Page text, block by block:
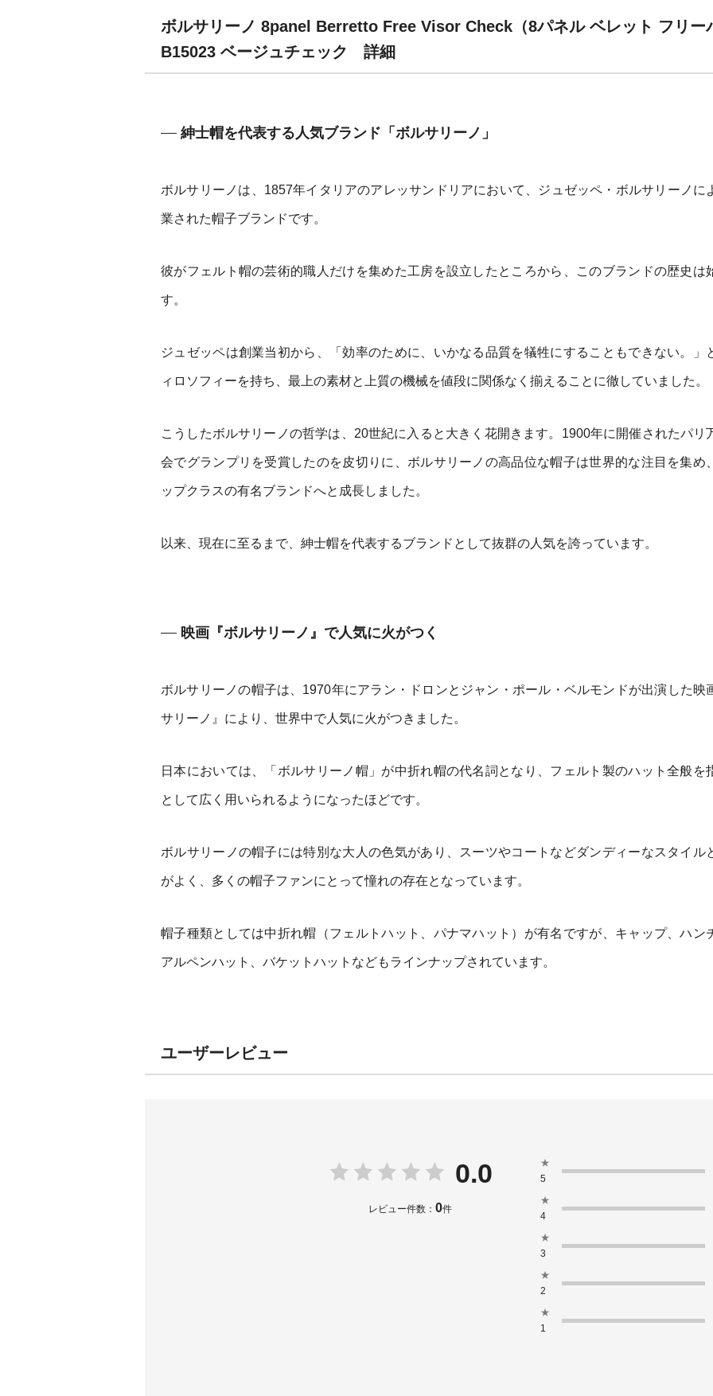
ボルサリーノ 8panel Berretto Free Visor Check（8パネル ベレット フリー
B15023 ベージュチェック 詳細
紳士帽を代表する人気ブランド「ボルサリーノ」
ボルサリーノは、1857年イタリアのアレッサンドリアにおいて、ジュゼッペ・ボルサリーノに
業された帽子ブランドです。
彼がフェルト帽の芸術的職人だけを集めた工房を設立したところから、このブランドの歴史は
す。
ジュゼッペは創業当初から、「効率のために、いかなる品質を犠牲にすることもできない。」
ィロソフィーを持ち、最上の素材と上質の機械を値段に関係なく揃えることに徹していました。
こうしたボルサリーノの哲学は、20世紀に入ると大きく花開きます。1900年に開催されたパリ
会でグランプリを受賞したのを皮切りに、ボルサリーノの高品位な帽子は世界的な注目を集め
ップクラスの有名ブランドへと成長しました。
以来、現在に至るまで、紳士帽を代表するブランドとして抜群の人気を誇っています。
映画『ボルサリーノ』で人気に火がつく
ボルサリーノの帽子は、1970年にアラン・ドロンとジャン・ポール・ベルモンドが出演した映
サリーノ』により、世界中で人気に火がつきました。
日本においては、「ボルサリーノ帽」が中折れ帽の代名詞となり、フェルト製のハット全般を
として広く用いられるようになったほどです。
ボルサリーノの帽子には特別な大人の色気があり、スーツやコートなどダンディーなスタイル
がよく、多くの帽子ファンにとって憧れの存在となっています。
帽子種類としては中折れ帽（フェルトハット、パナマハット）が有名ですが、キャップ、ハン
アルペンハット、バケットハットなどもラインナップされています。
ユーザーレビュー
0.0
レビュー件数： 0件
★
5
★
4
★
3
★
2
★
1